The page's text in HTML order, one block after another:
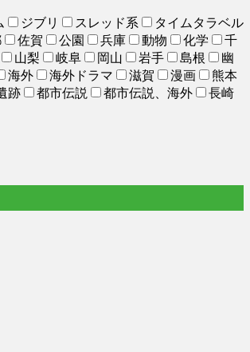
ジブリ スレッド系
タイムタラベル
佐賀 公園 兵庫 動物 化学
千
山梨 岐阜 岡山 岩手 島根
幽
海外 海外ドラマ 滋賀 漫画
熊本
跡 都市伝説 都市伝説、海外
長崎